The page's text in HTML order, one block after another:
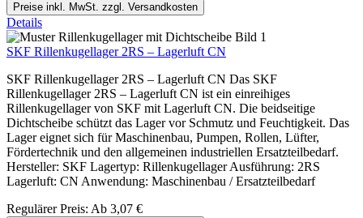
Preise inkl. MwSt. zzgl. Versandkosten
Details
SKF Rillenkugellager 2RS – Lagerluft CN
SKF Rillenkugellager 2RS – Lagerluft CN Das SKF
Rillenkugellager 2RS – Lagerluft CN ist ein einreihiges
Rillenkugellager von SKF mit Lagerluft CN. Die beidseitige
Dichtscheibe schützt das Lager vor Schmutz und Feuchtigkeit. Das
Lager eignet sich für Maschinenbau, Pumpen, Rollen, Lüfter,
Fördertechnik und den allgemeinen industriellen Ersatzteilbedarf.
Hersteller: SKF Lagertyp: Rillenkugellager Ausführung: 2RS
Lagerluft: CN Anwendung: Maschinenbau / Ersatzteilbedarf
Regulärer Preis: Ab 3,07 €